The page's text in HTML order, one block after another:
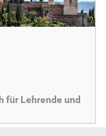
für Lehrende und